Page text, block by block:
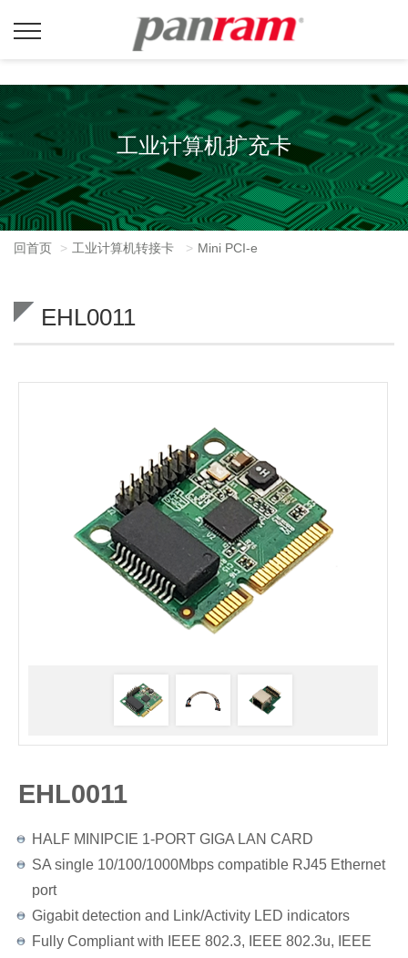
工业计算机扩充卡
回首页 工业计算机转接卡 Mini PCI-e
EHL0011
EHL0011
HALF MINIPCIE 1-PORT GIGA LAN CARD
SA single 10/100/1000Mbps compatible RJ45 Ethernet
port
Gigabit detection and Link/Activity LED indicators
Fully Compliant with IEEE 802.3, IEEE 802.3u, IEEE